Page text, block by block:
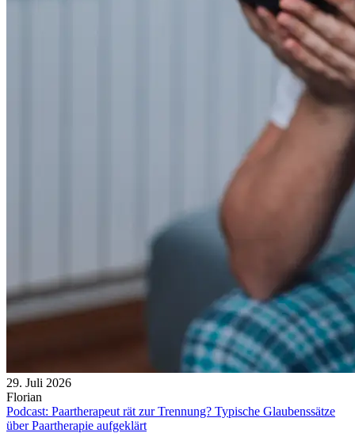
29. Juli 2026
Florian
Podcast: Paartherapeut rät zur Trennung? Typische Glaubenssätze
über Paartherapie aufgeklärt